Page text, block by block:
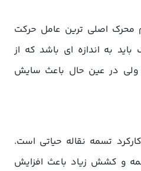
اصلی ترین عامل حرکت
به اندازه ای باشد که از
در عین حال باعث سایش
تسمه نقاله حیاتی است.
و کشش زیاد باعث افزایش